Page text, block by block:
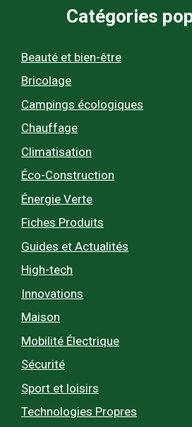
Catégories
Beauté et bien-être
Bricolage
Campings écologiques
Chauffage
Climatisation
Éco-Construction
Énergie Verte
Fiches Produits
Guides et Actualités
High-tech
Innovations
Maison
Mobilité Électrique
Sécurité
Sport et loisirs
Technologies Propres